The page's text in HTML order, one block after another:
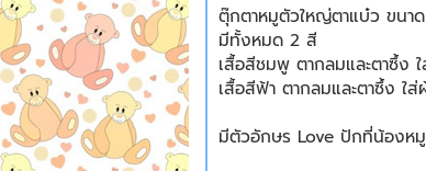
ตุ๊กตาหมูตัวใหญ่ตาแบ๋ว ขนา
มีทั้งหมด 2 สี
เสื้อสีชมพู ตากลมและตาซึ้ง
เสื้อสีฟ้า ตากลมและตาซึ้ง ใ
มีตัวอักษร Love ปักที่น้องหมู